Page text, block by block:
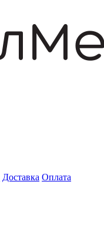
Доставка Оплата